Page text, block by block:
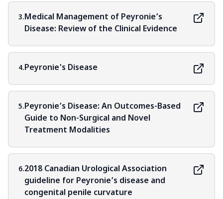
3.Medical Management of Peyronie’s
Disease: Review of the Clinical Evidence
4.Peyronie's Disease
5.Peyronie’s Disease: An Outcomes-Based
Guide to Non-Surgical and Novel
Treatment Modalities
6.2018 Canadian Urological Association
guideline for Peyronie’s disease and
congenital penile curvature